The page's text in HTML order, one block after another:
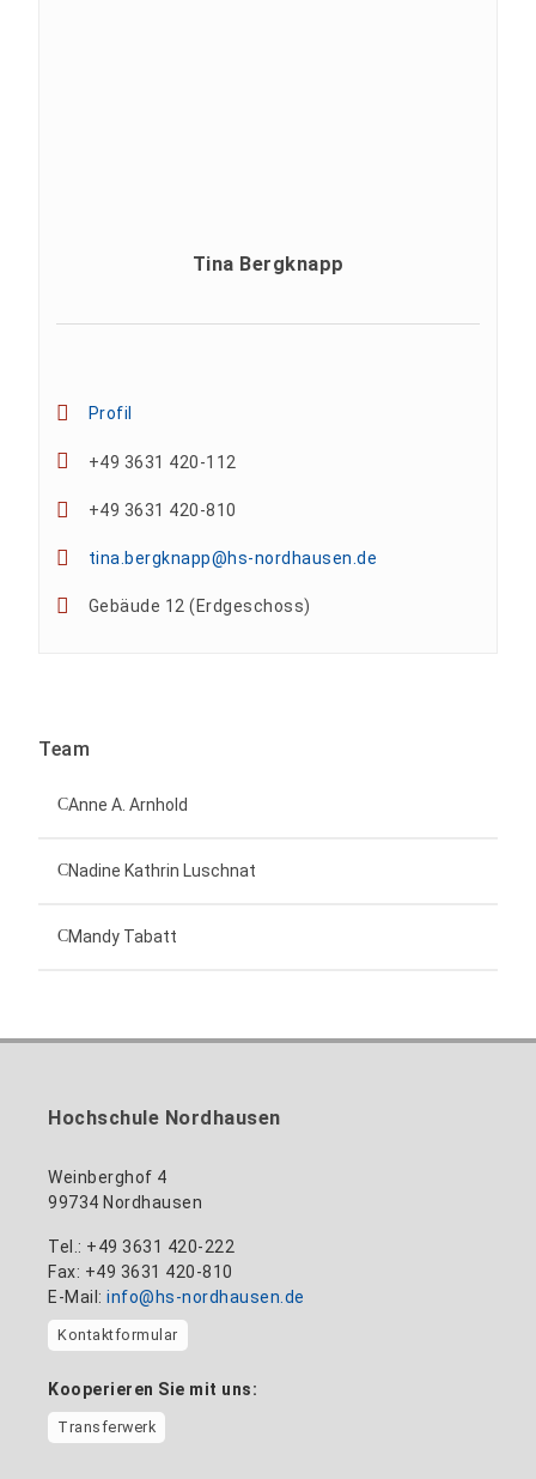
Tina Bergknapp
Profil
+49 3631 420-112
+49 3631 420-810
tina.bergknapp@hs-nordhausen.de
Gebäude 12 (Erdgeschoss)
Team
Anne A. Arnhold
anne-ariane.arnhold@hs-nordhausen.de
Nadine Kathrin Luschnat
Gebäude 12 (Erdgeschoss)
Mandy Tabatt
mandy.tabatt@hs-nordhausen.de
Gebäude 11, Raum 11.0101
Hochschule Nordhausen
Weinberghof 4
99734 Nordhausen
Tel.: +49 3631 420-222
Fax: +49 3631 420-810
E-Mail: info@hs-nordhausen.de
Kontaktformular
Kooperieren Sie mit uns:
Transferwerk